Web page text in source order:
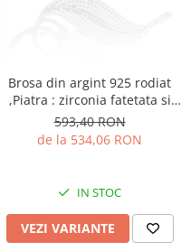
Brosa din argint 925 rodiat
,Piatra : zirconia fatetata si
cubic zirconia ,
593,40 RON
de la 534,06 RON
IN STOC
VEZI VARIANTE